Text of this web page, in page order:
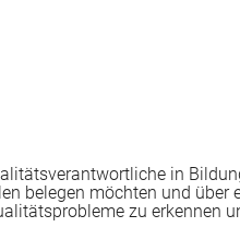
in
belegen möchten und über
zu erkennen